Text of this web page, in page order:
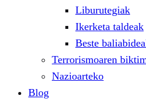
Liburutegiak
Ikerketa taldeak
Beste
Terrorismoaren
Nazioarteko
Blog